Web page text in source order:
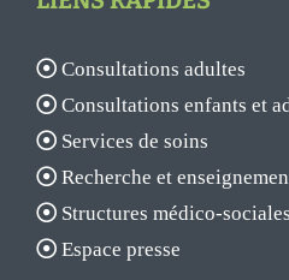
Consultations adultes
Consultations enfants et
Services de soins
Recherche et
Structures médico-sociales
Espace presse